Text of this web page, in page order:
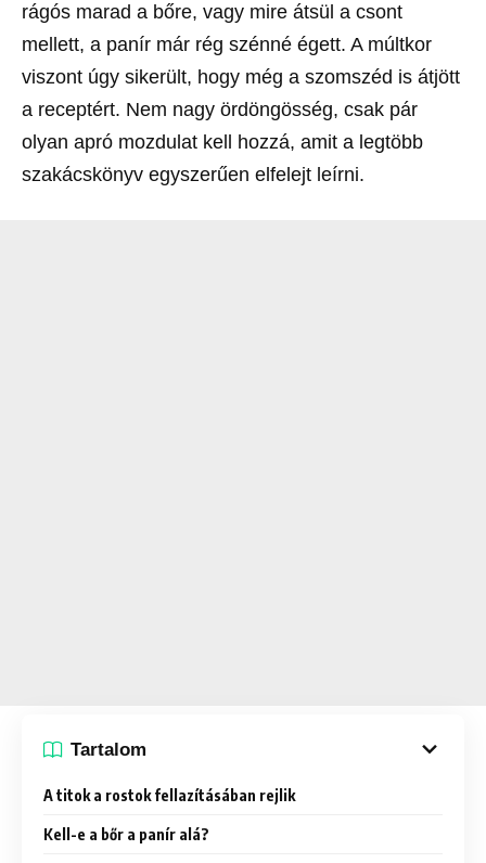
rágós marad a bőre, vagy mire átsül a csont
mellett, a panír már rég szénné égett. A múltkor
viszont úgy sikerült, hogy még a szomszéd is átjött
a receptért. Nem nagy ördöngösség, csak pár
olyan apró mozdulat kell hozzá, amit a legtöbb
szakácskönyv egyszerűen elfelejt leírni.
Tartalom
A titok a rostok fellazításában rejlik
Kell-e a bőr a panír alá?